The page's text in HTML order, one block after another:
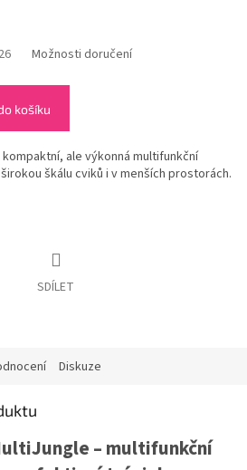
Možnosti doručení
košíku
ale výkonná multifunkční
škálu cviků i v menších prostorách.
SDÍLET
Diskuze
– multifunkční